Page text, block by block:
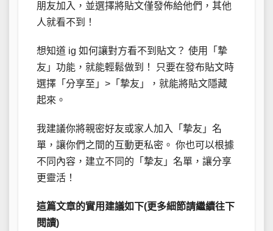
朋友加入，並選擇將貼文僅發佈給他們，其他
人就看不到！
想知道 ig 如何讓對方看不到貼文？ 使用「摯
友」功能，就能輕鬆做到！ 只要在發布貼文時
選擇「分享至」>「摯友」，就能將貼文隱藏
起來。
我建議你將親密好友或家人加入「摯友」名
單，讓你們之間的互動更私密。 你也可以根據
不同內容，建立不同的「摯友」名單，讓分享
更靈活！
這篇文章的實用建議如下(更多細節請繼續往下
閱讀)